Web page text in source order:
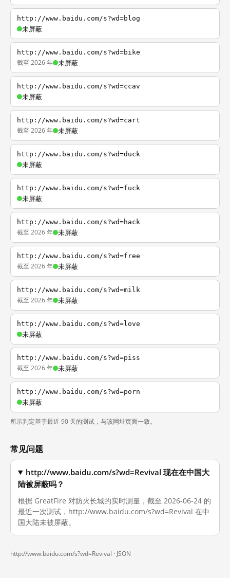
http://www.baidu.com/s?wd=blog
未屏蔽
http://www.baidu.com/s?wd=bike
截至 2026 年 未屏蔽
http://www.baidu.com/s?wd=ccav
未屏蔽
http://www.baidu.com/s?wd=cart
截至 2026 年 未屏蔽
http://www.baidu.com/s?wd=duck
未屏蔽
http://www.baidu.com/s?wd=fuck
未屏蔽
http://www.baidu.com/s?wd=hack
截至 2026 年 未屏蔽
http://www.baidu.com/s?wd=free
截至 2026 年 未屏蔽
http://www.baidu.com/s?wd=milk
截至 2026 年 未屏蔽
http://www.baidu.com/s?wd=love
未屏蔽
http://www.baidu.com/s?wd=piss
截至 2026 年 未屏蔽
http://www.baidu.com/s?wd=porn
未屏蔽
所示判定基于最近 90 天的测试，与该网址页面一致。
常见问题
http://www.baidu.com/s?wd=Revival 现在在中国大
陆被屏蔽吗？
根据 GreatFire 对防火长城的实时测量，截至 2026-06-24 的
最近一次测试，http://www.baidu.com/s?wd=Revival 在中
国大陆未被屏蔽。
http://www.baidu.com/s?wd=Revival · JSON